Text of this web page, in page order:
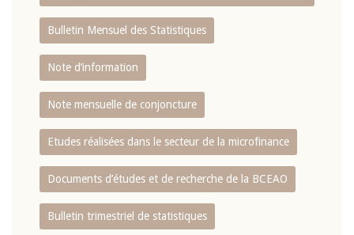
Bulletin Mensuel des Statistiques
Note d’information
Note mensuelle de conjoncture
Etudes réalisées dans le secteur de la microfinance
Documents d’études et de recherche de la BCEAO
Bulletin trimestriel de statistiques